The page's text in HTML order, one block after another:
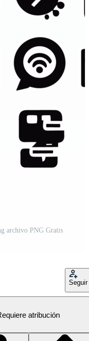
archivo PNG Gratis
Seguir
atribución